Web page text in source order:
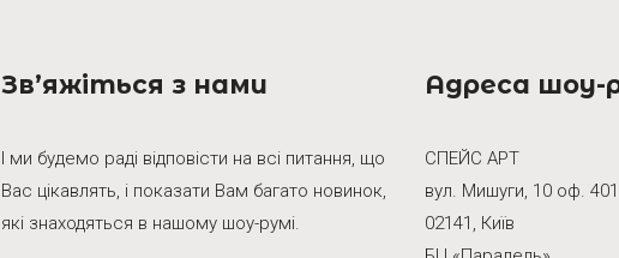
Зв’яжіться з нами
І ми будемо раді відповісти на всі питання, що
Вас цікавлять, і показати Вам багато новинок,
які знаходяться в нашому шоу-румі.
Адреса шоу-
СПЕЙС АРТ
вул. Мишуги, 10 оф. 401
02141, Київ